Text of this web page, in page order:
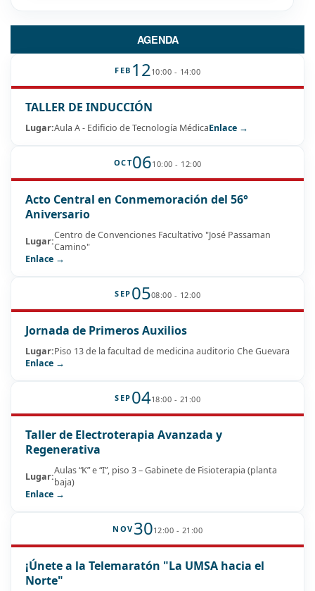
AGENDA
FEB 1210:00 - 14:00
TALLER DE INDUCCIÓN
Lugar:Aula A - Edificio de Tecnología MédicaEnlace →
OCT0610:00 - 12:00
Acto Central en Conmemoración del 56°
Aniversario
Lugar:Centro de Convenciones Facultativo "José Passaman
Camino"
Enlace →
SEP 0508:00 - 12:00
Jornada de Primeros Auxilios
Lugar:Piso 13 de la facultad de medicina auditorio Che Guevara
Enlace →
SEP 0418:00 - 21:00
Taller de Electroterapia Avanzada y
Regenerativa
Lugar:Aulas “K” e “I”, piso 3 – Gabinete de Fisioterapia (planta
baja)
Enlace →
NOV 3012:00 - 21:00
¡Únete a la Telemaratón "La UMSA hacia el
Norte"